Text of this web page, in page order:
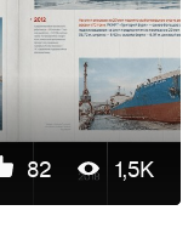
82 1,5K